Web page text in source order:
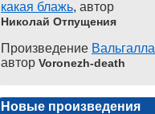
какая блажь, автор
Николай Отпущения
Произведение Вальгалла
автор Voronezh-death
Новые произведения